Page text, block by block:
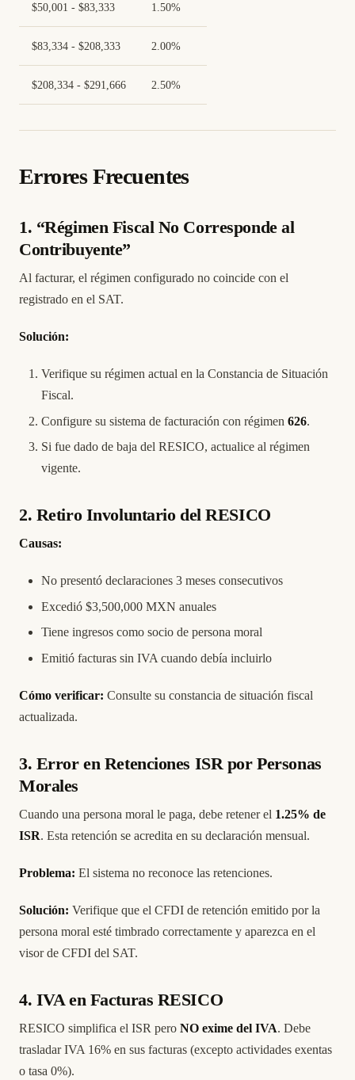
$50,001 - $83,333 1.50%
$83,334 - $208,333 2.00%
$208,334 - $291,666 2.50%
Errores Frecuentes
1. “Régimen Fiscal No Corresponde al
Contribuyente”
Al facturar, el régimen configurado no coincide con el
registrado en el SAT.
Solución:
Verifique su régimen actual en la Constancia de Situación
Fiscal.
Configure su sistema de facturación con régimen 626.
Si fue dado de baja del RESICO, actualice al régimen
vigente.
2. Retiro Involuntario del RESICO
Causas:
No presentó declaraciones 3 meses consecutivos
Excedió $3,500,000 MXN anuales
Tiene ingresos como socio de persona moral
Emitió facturas sin IVA cuando debía incluirlo
Cómo verificar: Consulte su constancia de situación fiscal
actualizada.
3. Error en Retenciones ISR por Personas
Morales
Cuando una persona moral le paga, debe retener el 1.25% de
ISR. Esta retención se acredita en su declaración mensual.
Problema: El sistema no reconoce las retenciones.
Solución: Verifique que el CFDI de retención emitido por la
persona moral esté timbrado correctamente y aparezca en el
visor de CFDI del SAT.
4. IVA en Facturas RESICO
RESICO simplifica el ISR pero NO exime del IVA. Debe
trasladar IVA 16% en sus facturas (excepto actividades exentas
o tasa 0%).